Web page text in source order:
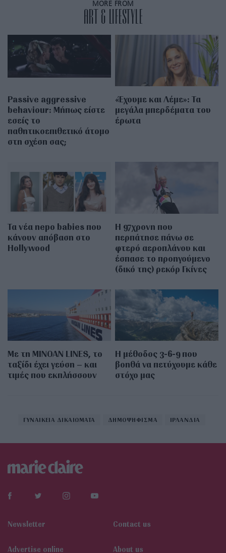
MORE FROM
ART & LIFESTYLE
Passive aggressive
behaviour: Μήπως είστε
εσείς το
παθητικοεπιθετικό άτομο
στη σχέση σας;
«Έχουμε και Λέμε»: Τα
μεγάλα μπερδέματα του
έρωτα
Τα νέα nepo babies που
κάνουν απόβαση στο
Hollywood
Η 97χρονη που
περπάτησε πάνω σε
φτερό αεροπλάνου και
έσπασε το προηγούμενο
(δικό της) ρεκόρ Γκίνες
Με τη MINOAN LINES, το
ταξίδι έχει γεύση – και
τιμές που εκπλήσσουν
Η μέθοδος 3-6-9 που
βοηθά να πετύχουμε κάθε
στόχο μας
ΓΥΝΑΙΚΕΙΑ ΔΙΚΑΙΩΜΑΤΑ ΔΗΜΟΨΗΦΙΣΜΑ ΙΡΛΑΝΔΙΑ
Newsletter Contact us
Αdvertise online About us